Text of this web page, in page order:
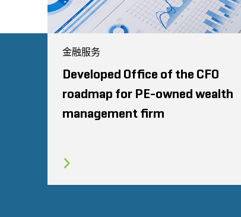
金融服务
Developed Office of the CFO
roadmap for PE-owned wealth
management firm